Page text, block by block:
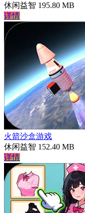
休闲益智 195.80 MB
详情
火箭沙盒游戏
休闲益智 152.40 MB
详情